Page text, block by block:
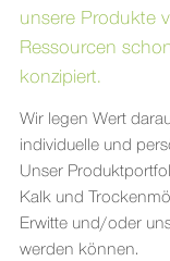
unsere Produkte
Ressourcen
konzipiert.
Wir legen Wert
individuelle und
Unser
Kalk und
Erwitte und/oder
werden können.